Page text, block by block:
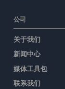
公司
关于我们
新闻中心
媒体工具包
联系我们